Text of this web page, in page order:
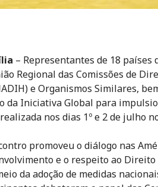
– Representantes de 18
Regional das Comissões de
e Organismos Similares,
da Iniciativa Global para
nos dias 1º e 2 de julho
promoveu o diálogo nas
e o respeito ao
da adoção de medidas